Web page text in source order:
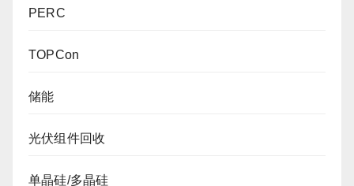
PERC
TOPCon
储能
光伏组件回收
单晶硅/多晶硅